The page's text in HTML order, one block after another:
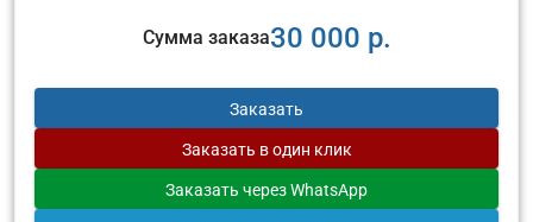
Сумма заказа30 000 р.
Заказать
Заказать в один клик
Заказать через WhatsApp